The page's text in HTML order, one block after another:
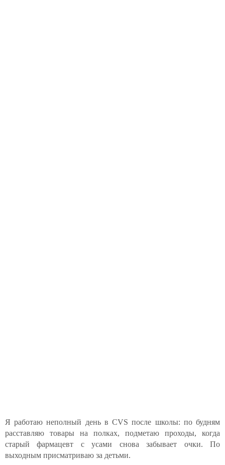
Я работаю неполный день в CVS после школы: по будням
расставляю товары на полках, подметаю проходы, когда
старый фармацевт с усами снова забывает очки. По
выходным присматриваю за детьми.